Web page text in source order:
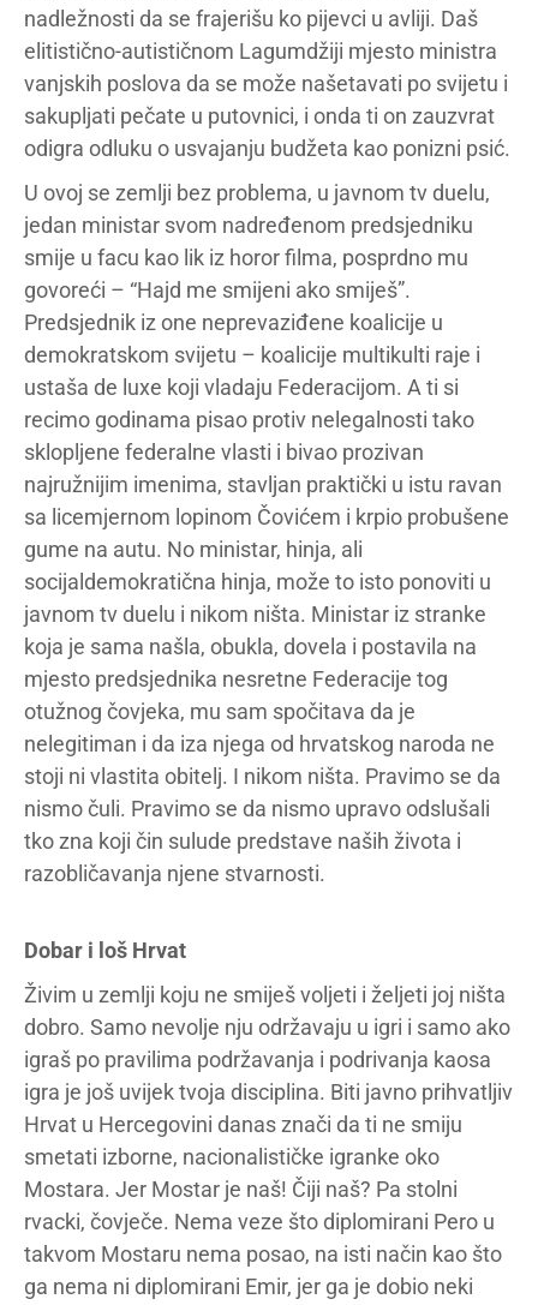
nadležnosti da se frajerišu ko pijevci u avliji. Daš
elitistično-autističnom Lagumdžiji mjesto ministra
vanjskih poslova da se može našetavati po svijetu i
sakupljati pečate u putovnici, i onda ti on zauzvrat
odigra odluku o usvajanju budžeta kao ponizni psić.
U ovoj se zemlji bez problema, u javnom tv duelu,
jedan ministar svom nadređenom predsjedniku
smije u facu kao lik iz horor filma, posprdno mu
govoreći – “Hajd me smijeni ako smiješ”.
Predsjednik iz one neprevaziđene koalicije u
demokratskom svijetu – koalicije multikulti raje i
ustaša de luxe koji vladaju Federacijom. A ti si
recimo godinama pisao protiv nelegalnosti tako
sklopljene federalne vlasti i bivao prozivan
najružnijim imenima, stavljan praktički u istu ravan
sa licemjernom lopinom Čovićem i krpio probušene
gume na autu. No ministar, hinja, ali
socijaldemokratična hinja, može to isto ponoviti u
javnom tv duelu i nikom ništa. Ministar iz stranke
koja je sama našla, obukla, dovela i postavila na
mjesto predsjednika nesretne Federacije tog
otužnog čovjeka, mu sam spočitava da je
nelegitiman i da iza njega od hrvatskog naroda ne
stoji ni vlastita obitelj. I nikom ništa. Pravimo se da
nismo čuli. Pravimo se da nismo upravo odslušali
tko zna koji čin sulude predstave naših života i
razobličavanja njene stvarnosti.
Dobar i loš Hrvat
Živim u zemlji koju ne smiješ voljeti i željeti joj ništa
dobro. Samo nevolje nju održavaju u igri i samo ako
igraš po pravilima podržavanja i podrivanja kaosa
igra je još uvijek tvoja disciplina. Biti javno prihvatljiv
Hrvat u Hercegovini danas znači da ti ne smiju
smetati izborne, nacionalističke igranke oko
Mostara. Jer Mostar je naš! Čiji naš? Pa stolni
rvacki, čovječe. Nema veze što diplomirani Pero u
takvom Mostaru nema posao, na isti način kao što
ga nema ni diplomirani Emir, jer ga je dobio neki